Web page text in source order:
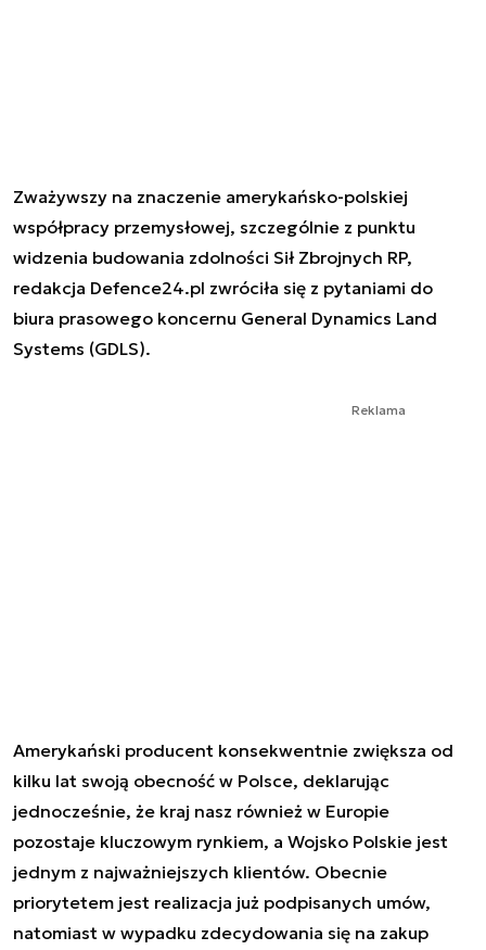
Zważywszy na znaczenie amerykańsko-polskiej
współpracy przemysłowej, szczególnie z punktu
widzenia budowania zdolności Sił Zbrojnych RP,
redakcja Defence24.pl zwróciła się z pytaniami do
biura prasowego koncernu General Dynamics Land
Systems (GDLS).
Reklama
Amerykański producent konsekwentnie zwiększa od
kilku lat swoją obecność w Polsce, deklarując
jednocześnie, że kraj nasz również w Europie
pozostaje kluczowym rynkiem, a Wojsko Polskie jest
jednym z najważniejszych klientów. Obecnie
priorytetem jest realizacja już podpisanych umów,
natomiast w wypadku zdecydowania się na zakup